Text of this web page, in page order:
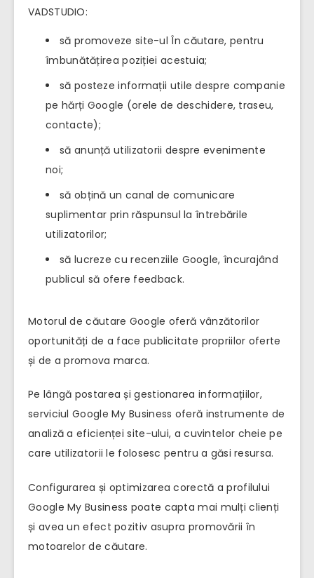
VADSTUDIO:
să promoveze site-ul În căutare, pentru
îmbunătățirea poziției acestuia;
să posteze informații utile despre companie
pe hărți Google (orele de deschidere, traseu,
contacte);
să anunță utilizatorii despre evenimente
noi;
să obțină un canal de comunicare
suplimentar prin răspunsul la întrebările
utilizatorilor;
să lucreze cu recenziile Google, încurajând
publicul să ofere feedback.
Motorul de căutare Google oferă vânzătorilor
oportunități de a face publicitate propriilor oferte
și de a promova marca.
Pe lângă postarea și gestionarea informațiilor,
serviciul Google My Business oferă instrumente de
analiză a eficienței site-ului, a cuvintelor cheie pe
care utilizatorii le folosesc pentru a găsi resursa.
Configurarea și optimizarea corectă a profilului
Google My Business poate capta mai mulți clienți
și avea un efect pozitiv asupra promovării în
motoarelor de căutare.